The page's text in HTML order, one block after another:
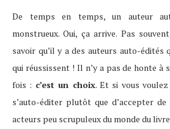
De temps en temps, un auteur
monstrueux. Oui, ça arrive. Pas
savoir qu’il y a des auteurs auto-
qui réussissent ! Il n’y a pas de honte à
fois : c’est un choix. Et si vous
s’auto-éditer plutôt que d’accepter
acteurs peu scrupuleux du monde du